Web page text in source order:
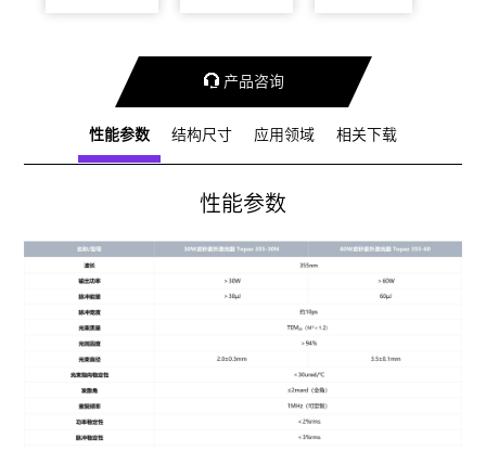
 产品咨询
性能参数 结构尺寸 应用领域 相关下载
性能参数